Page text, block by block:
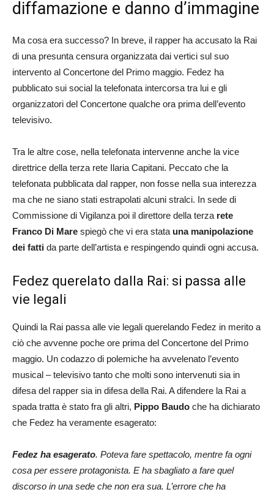
diffamazione e danno d’immagine
Ma cosa era successo? In breve, il rapper ha accusato la Rai
di una presunta censura organizzata dai vertici sul suo
intervento al Concertone del Primo maggio. Fedez ha
pubblicato sui social la telefonata intercorsa tra lui e gli
organizzatori del Concertone qualche ora prima dell’evento
televisivo.
Tra le altre cose, nella telefonata intervenne anche la vice
direttrice della terza rete Ilaria Capitani. Peccato che la
telefonata pubblicata dal rapper, non fosse nella sua interezza
ma che ne siano stati estrapolati alcuni stralci. In sede di
Commissione di Vigilanza poi il direttore della terza rete
Franco Di Mare spiegò che vi era stata una manipolazione
dei fatti da parte dell’artista e respingendo quindi ogni accusa.
Fedez querelato dalla Rai: si passa alle
vie legali
Quindi la Rai passa alle vie legali querelando Fedez in merito a
ciò che avvenne poche ore prima del Concertone del Primo
maggio. Un codazzo di polemiche ha avvelenato l’evento
musical – televisivo tanto che molti sono intervenuti sia in
difesa del rapper sia in difesa della Rai. A difendere la Rai a
spada tratta è stato fra gli altri, Pippo Baudo che ha dichiarato
che Fedez ha veramente esagerato:
Fedez ha esagerato. Poteva fare spettacolo, mentre fa ogni
cosa per essere protagonista. E ha sbagliato a fare quel
discorso in una sede che non era sua. L’errore che ha